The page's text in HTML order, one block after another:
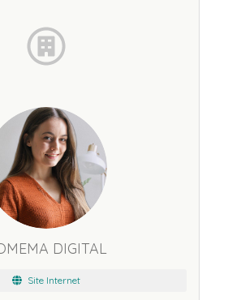
DIGITAL
Site Internet